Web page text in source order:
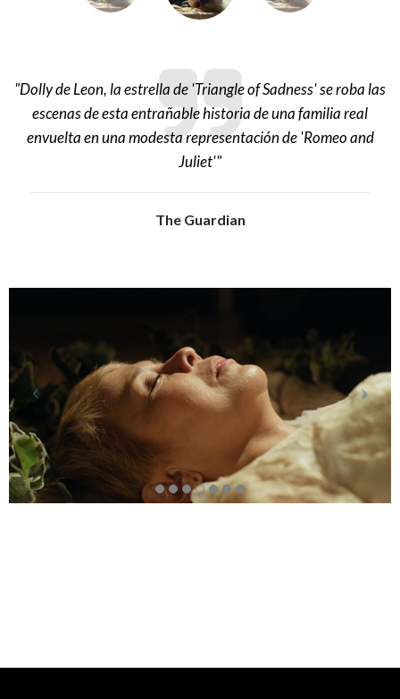
"Dolly de Leon, la estrella de 'Triangle of Sadness' se roba las
escenas de esta entrañable historia de una familia real
envuelta en una modesta representación de 'Romeo and
Juliet'"
The Guardian